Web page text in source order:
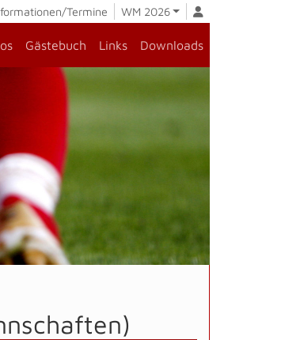
Termine WM 2026
Gästebuch Links Downloads